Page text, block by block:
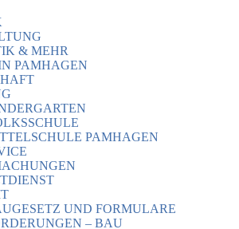
& MEHR
PAMHAGEN
PAMHAGEN
UND FORMULARE
– BAU